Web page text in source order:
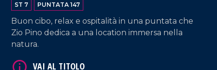
ST 7 PUNTATA 147
Buon cibo, relax e ospitalità in una puntata che
Zio Pino dedica a una location immersa nella
natura.